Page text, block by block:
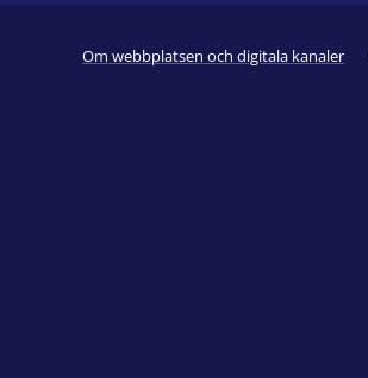
Om webbplatsen och digitala kanaler